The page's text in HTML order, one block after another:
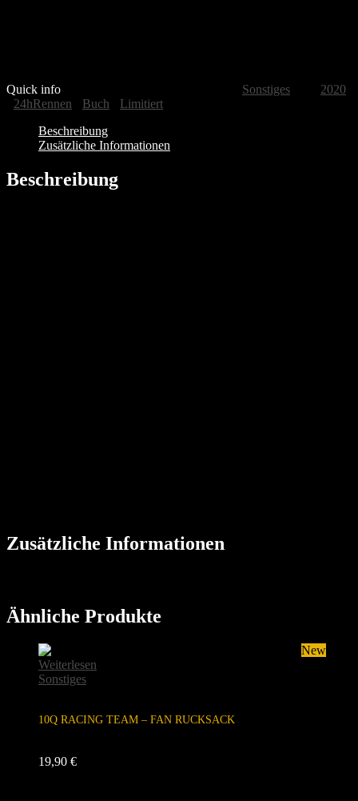
Quick info
Sonstiges
2020
24hRennen Buch
Limitiert
Beschreibung
Zusätzliche Informationen
Beschreibung
Zusätzliche Informationen
Ähnliche Produkte
New
Weiterlesen
Sonstiges
10Q RACING TEAM – FAN RUCKSACK
19,90 €